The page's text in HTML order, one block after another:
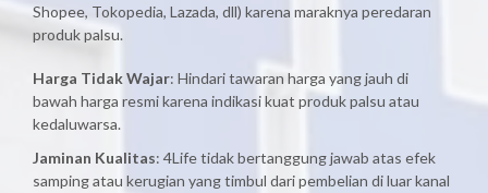
Shopee, Tokopedia, Lazada, dll) karena maraknya peredaran
produk palsu.
Harga Tidak Wajar: Hindari tawaran harga yang jauh di
bawah harga resmi karena indikasi kuat produk palsu atau
kedaluwarsa.
Jaminan Kualitas: 4Life tidak bertanggung jawab atas efek
samping atau kerugian yang timbul dari pembelian di luar kanal